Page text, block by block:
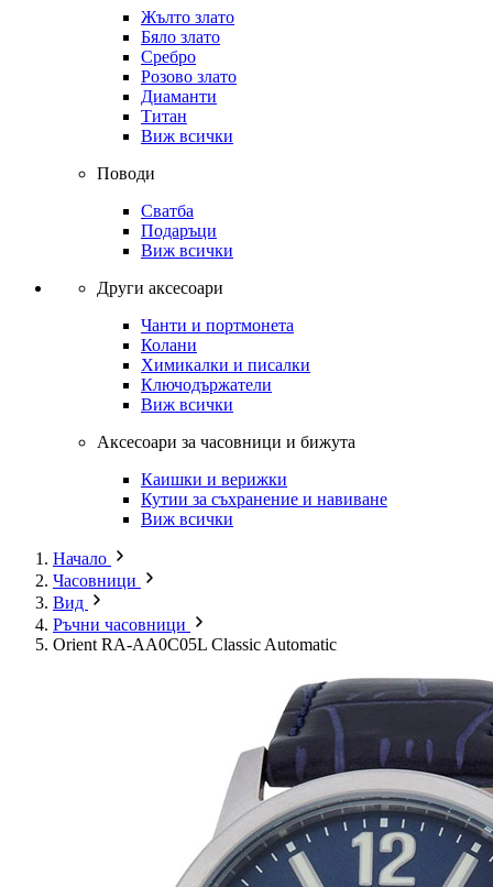
Жълто злато
Бяло злато
Сребро
Розово злато
Диаманти
Титан
Виж всички
Поводи
Сватба
Подаръци
Виж всички
Други аксесоари
Чанти и портмонета
Колани
Химикалки и писалки
Ключодържатели
Виж всички
Аксесоари за часовници и бижута
Каишки и верижки
Кутии за съхранение и навиване
Виж всички
Начало
Часовници
Вид
Ръчни часовници
Orient RA-AA0C05L Classic Automatic